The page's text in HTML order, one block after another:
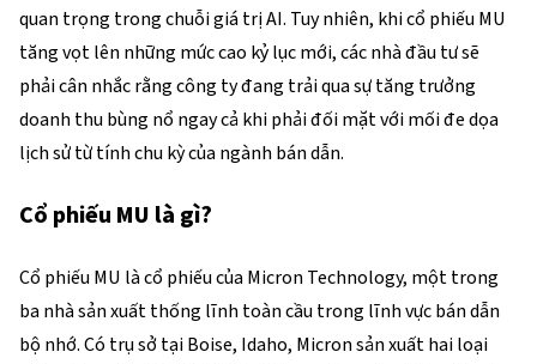
quan trọng trong chuỗi giá trị AI. Tuy nhiên, khi cổ phiếu MU
tăng vọt lên những mức cao kỷ lục mới, các nhà đầu tư sẽ
phải cân nhắc rằng công ty đang trải qua sự tăng trưởng
doanh thu bùng nổ ngay cả khi phải đối mặt với mối đe dọa
lịch sử từ tính chu kỳ của ngành bán dẫn.
Cổ phiếu MU là gì?
Cổ phiếu MU là cổ phiếu của Micron Technology, một trong
ba nhà sản xuất thống lĩnh toàn cầu trong lĩnh vực bán dẫn
bộ nhớ. Có trụ sở tại Boise, Idaho, Micron sản xuất hai loại